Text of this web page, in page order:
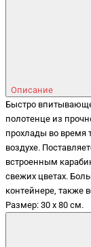
Описание
Быстро
полотенце из
прохлады во время
воздухе.
встроенным
свежих цветах.
контейнере, также
Размер: 30 x 80 см.